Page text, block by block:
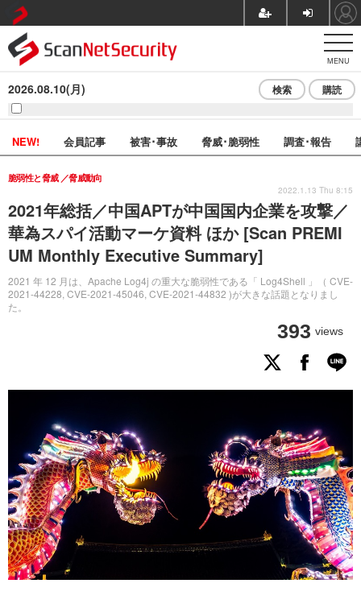
MENU
2026.08.10(月) 検索 購読
NEW! 会員記事 被害･事故 脅威･脆弱性 調査･報告
2021年総括／中国APTが中国国内企業を攻撃／
華為スパイ活動マーケ資料 ほか [Scan PREMI
UM Monthly Executive Summary]
2021 年 12 月は、Apache Log4j の重大な脆弱性である「 Log4Shell 」（ CVE-
2021-44228, CVE-2021-45046, CVE-2021-44832 )が大きな話題となりまし
た。
脆弱性と脅威 脅威動向
393 views
2022.1.13 Thu 8:15